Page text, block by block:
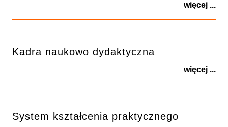
więcej ...
Kadra naukowo dydaktyczna
więcej ...
System kształcenia praktycznego